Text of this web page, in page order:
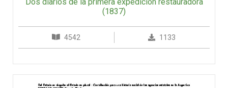
(1837)
4542 1133